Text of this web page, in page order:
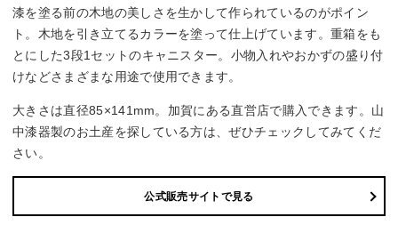
漆を塗る前の木地の美しさを生かして作られているのがポイン
ト。木地を引き立てるカラーを塗って仕上げています。重箱をも
とにした3段1セットのキャニスター。小物入れやおかずの盛り付
けなどさまざまな用途で使用できます。
大きさは直径85×141mm。加賀にある直営店で購入できます。山
中漆器製のお土産を探している方は、ぜひチェックしてみてくだ
さい。
公式販売サイトで見る